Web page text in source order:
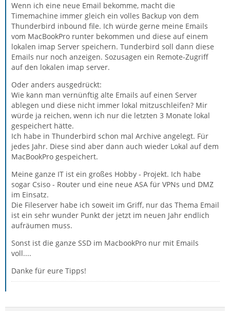
Wenn ich eine neue Email bekomme, macht die
Timemachine immer gleich ein volles Backup von dem
Thunderbird inbound file. Ich würde gerne meine Emails
vom MacBookPro runter bekommen und diese auf einem
lokalen imap Server speichern. Tunderbird soll dann diese
Emails nur noch anzeigen. Sozusagen ein Remote-Zugriff
auf den lokalen imap server.
Oder anders ausgedrückt:
Wie kann man vernünftig alte Emails auf einen Server
ablegen und diese nicht immer lokal mitzuschleifen? Mir
würde ja reichen, wenn ich nur die letzten 3 Monate lokal
gespeichert hätte.
Ich habe in Thunderbird schon mal Archive angelegt. Für
jedes Jahr. Diese sind aber dann auch wieder Lokal auf dem
MacBookPro gespeichert.
Meine ganze IT ist ein großes Hobby - Projekt. Ich habe
sogar Csiso - Router und eine neue ASA für VPNs und DMZ
im Einsatz.
Die Fileserver habe ich soweit im Griff, nur das Thema Email
ist ein sehr wunder Punkt der jetzt im neuen Jahr endlich
aufräumen muss.
Sonst ist die ganze SSD im MacbookPro nur mit Emails
voll....
Danke für eure Tipps!